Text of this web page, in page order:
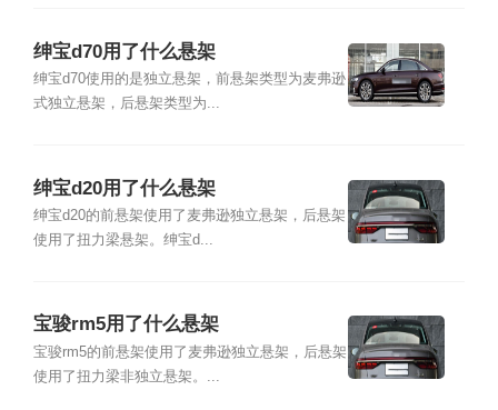
绅宝d70用了什么悬架
绅宝d70使用的是独立悬架，前悬架类型为麦弗逊
式独立悬架，后悬架类型为...
绅宝d20用了什么悬架
绅宝d20的前悬架使用了麦弗逊独立悬架，后悬架
使用了扭力梁悬架。绅宝d...
宝骏rm5用了什么悬架
宝骏rm5的前悬架使用了麦弗逊独立悬架，后悬架
使用了扭力梁非独立悬架。...